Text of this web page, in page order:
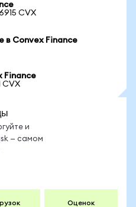
CVX
в Convex Finance
Finance
CVX
и
— самом
Оценок